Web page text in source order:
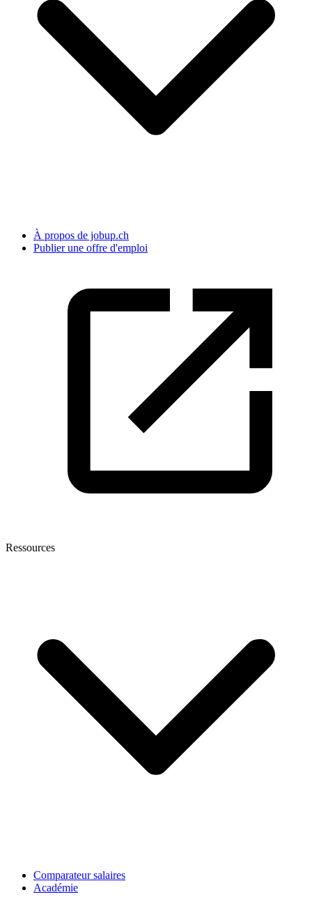
À propos de jobup.ch
Publier une offre d'emploi
Ressources
Comparateur salaires
Académie